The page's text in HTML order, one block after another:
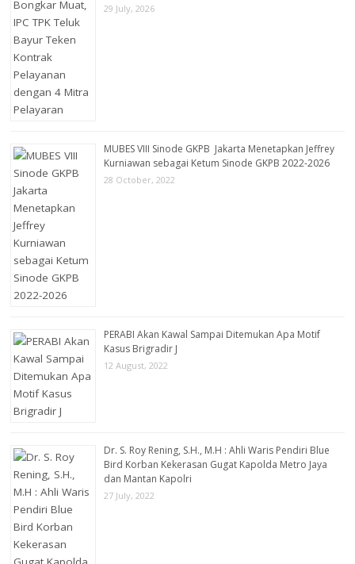
29 July, 2026
MUBES VIII Sinode GKPB Jakarta Menetapkan Jeffrey
Kurniawan sebagai Ketum Sinode GKPB 2022-2026
28 October, 2022
PERABI Akan Kawal Sampai Ditemukan Apa Motif
Kasus Brigradir J
12 August, 2022
Dr. S. Roy Rening, S.H., M.H : Ahli Waris Pendiri Blue
Bird Korban Kekerasan Gugat Kapolda Metro Jaya
dan Mantan Kapolri
27 July, 2022